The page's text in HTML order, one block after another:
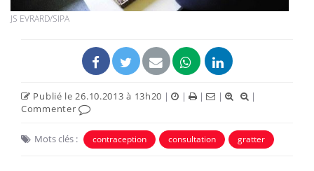
JS EVRARD/SIPA
Publié le 26.10.2013 à 13h20 | | | |
|
Commenter
Mots clés : contraception consultation gratter